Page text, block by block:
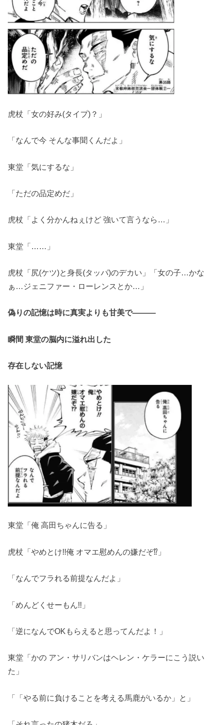
虎杖「女の好み(タイプ)？」
「なんで今 そんな事聞くんだよ」
東堂「気にするな」
「ただの品定めだ」
虎杖「よく分かんねぇけど 強いて言うなら…」
東堂「……」
虎杖「尻(ケツ)と身長(タッパ)のデカい」「女の子…かな
ぁ…ジェニファー・ローレンスとか…」
偽りの記憶は時に真実よりも甘美で―――
瞬間 東堂の脳内に溢れ出した
存在しない記憶
東堂「俺 高田ちゃんに告る」
虎杖「やめとけ!!俺 オマエ慰めんの嫌だぞ⁉」
「なんでフラれる前提なんだよ」
「めんどくせーもん!!」
「逆になんでOKもらえると思ってんだよ！」
東堂「かの アン・サリバンはヘレン・ケラーにこう説い
た」
「「やる前に負けることを考える馬鹿がいるか」と」